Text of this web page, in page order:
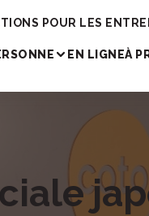
POUR LES
EN LIGNEÀ